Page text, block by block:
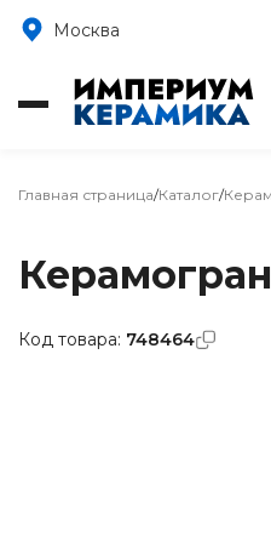
Москва
Главная страница/Каталог/
Код товара: 748464